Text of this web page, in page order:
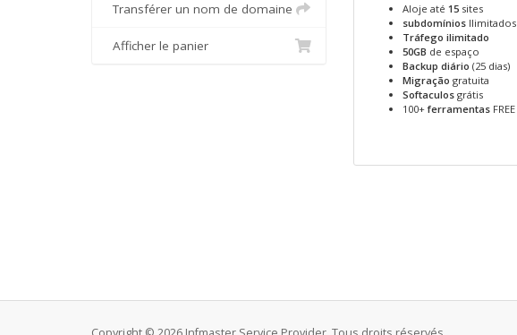
Transférer un nom de domaine
Afficher le panier
Aloje até 15sites
subdomíniosIlimitados
Tráfego ilimitado
50GB de espaço
Backup diário (25 dias)
Migração gratuita
Softaculosgrátis
100+ferramentasFREE